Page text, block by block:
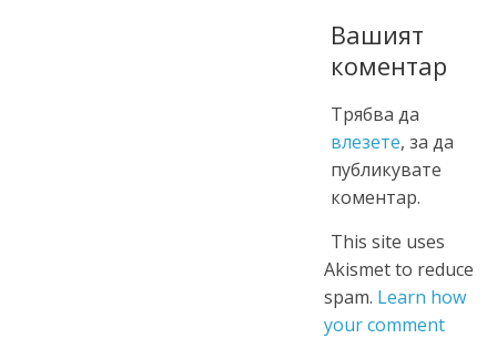
Вашият
коментар
Трябва да
влезете, за да
публикувате
коментар.
This site uses
Akismet to reduce
spam. Learn how
your comment